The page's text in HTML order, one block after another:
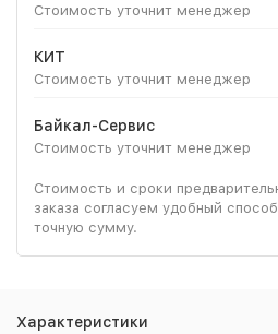
Стоимость уточнит менеджер
КИТ
Стоимость уточнит менеджер
Байкал-Сервис
Стоимость уточнит менеджер
Стоимость и сроки
заказа согласуем удобный
точную сумму.
Характеристики